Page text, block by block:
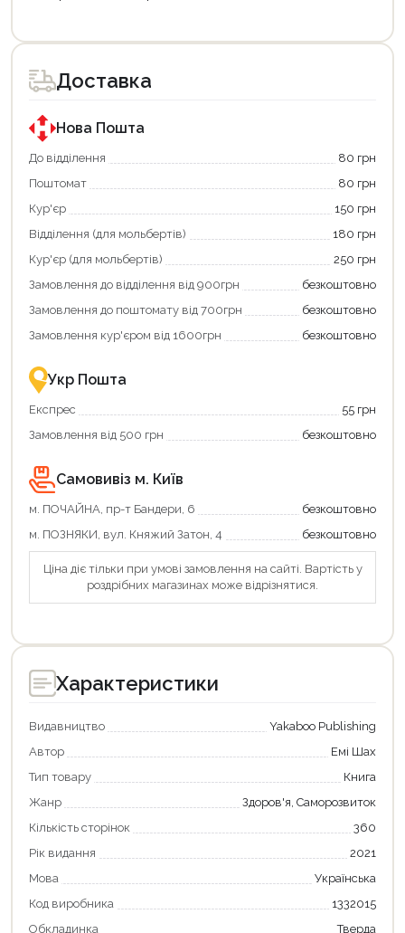
товар
для
покупки
державною
програмою
єКнига.
Використовуйте
карту
щоб
зекономити
та
отримати
переваги!
картою
єКнига
–
зручно
та
товар
для
покупки
державною
програмою
«Національний
кешбек».
покупку
«Національний
кешбек»
та
отримуйте
повернення
Економте
більше
разом
державною
підтримкою!
Доставка
Нова Пошта
До відділення
80 грн
Поштомат
80 грн
Кур'єр
150 грн
Відділення (для мольбертів)
180 грн
Кур'єр (для мольбертів)
250 грн
Замовлення до відділення від 900грн
безкоштовно
Замовлення до поштомату від 700грн
безкоштовно
Замовлення кур'єром від 1600грн
безкоштовно
Укр Пошта
Експрес
55 грн
Замовлення від 500 грн
безкоштовно
Самовивіз м. Київ
м. ПОЧАЙНА, пр-т Бандери, 6
безкоштовно
м. ПОЗНЯКИ, вул. Княжий Затон, 4
безкоштовно
Ціна діє тільки при умові замовлення на сайті. Вартість у
роздрібних магазинах може відрізнятися.
Характеристики
Видавництво
Yakaboo Publishing
Автор
Емі Шах
Тип товару
Книга
Жанр
Здоров'я, Саморозвиток
Кількість сторінок
360
Рік видання
2021
Мова
Українська
Код виробника
1332015
Обкладинка
Тверда
Продовжити покупки